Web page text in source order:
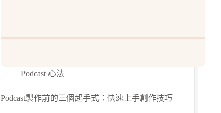
Podcast 心法
Podcast製作前的三個起手式：快速上手創作技巧